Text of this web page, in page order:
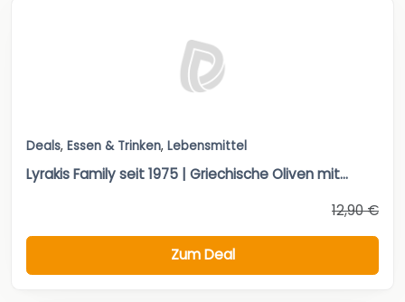
Deals, Essen & Trinken, Lebensmittel
Lyrakis Family seit 1975 | Griechische Oliven mit...
12,90 €
Zum Deal